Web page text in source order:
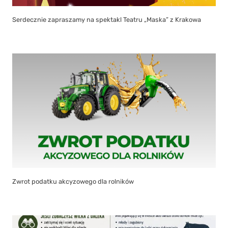
Serdecznie zapraszamy na spektakl Teatru „Maska” z Krakowa
Zwrot podatku akcyzowego dla rolników